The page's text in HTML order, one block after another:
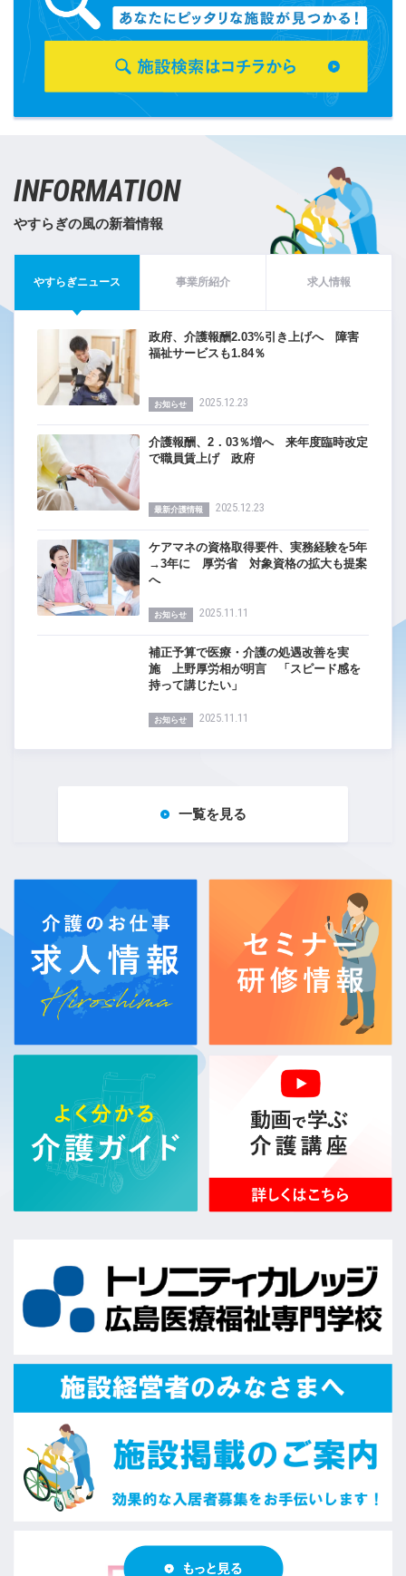
INFORMATION
やすらぎの風の新着情報
やすらぎニュース 事業所紹介 求人情報
政府、介護報酬2.03%引き上げへ 障害
福祉サービスも1.84％
お知らせ 2025.12.23
介護報酬、2．03％増へ 来年度臨時改定
で職員賃上げ 政府
最新介護情報 2025.12.23
ケアマネの資格取得要件、実務経験を5年
→3年に 厚労省 対象資格の拡大も提案
へ
お知らせ 2025.11.11
補正予算で医療・介護の処遇改善を実
施 上野厚労相が明言 「スピード感を
持って講じたい」
お知らせ 2025.11.11
一覧を見る